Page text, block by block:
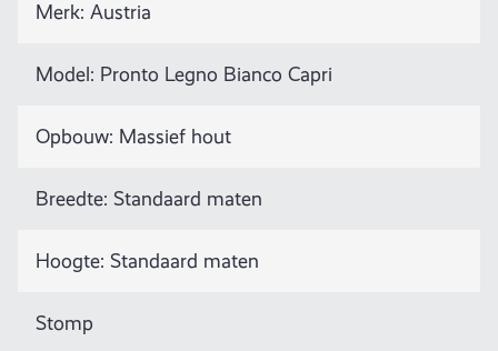
Merk: Austria
Model: Pronto Legno Bianco Capri
Opbouw: Massief hout
Breedte: Standaard maten
Hoogte: Standaard maten
Stomp